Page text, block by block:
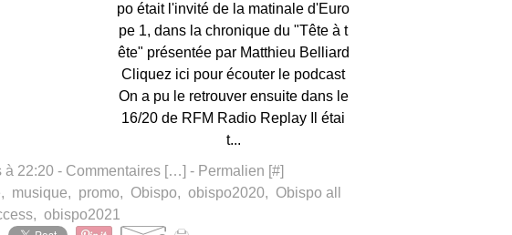
po était l'invité de la matinale d'Euro
pe 1, dans la chronique du "Tête à t
ête" présentée par Matthieu Belliard
Cliquez ici pour écouter le podcast
On a pu le retrouver ensuite dans le
16/20 de RFM Radio Replay Il étai
t...
à 22:20 - Commentaires […] - Permalien [#]
, musique, promo, Obispo, obispo2020, Obispo all
, obispo2021